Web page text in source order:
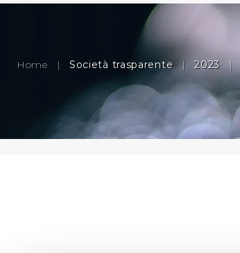
Home | Società trasparente | 2023 |